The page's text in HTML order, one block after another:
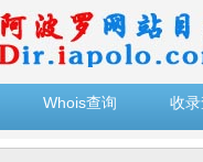
Whois查询 收